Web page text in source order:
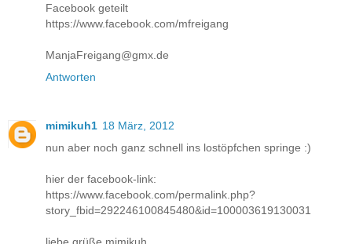
Facebook geteilt
https://www.facebook.com/mfreigang
ManjaFreigang@gmx.de
Antworten
mimikuh1 18 März, 2012
nun aber noch ganz schnell ins lostöpfchen springe :)
hier der facebook-link:
https://www.facebook.com/permalink.php?
story_fbid=292246100845480&id=100003619130031
liebe grüße mimikuh